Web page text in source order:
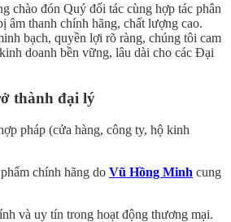
chào đón Quý đối tác cùng hợp tác phân
âm thanh chính hãng, chất lượng cao.
bạch, quyền lợi rõ ràng, chúng tôi cam
doanh bền vững, lâu dài cho các Đại
thành đại lý
pháp (cửa hàng, công ty, hộ kinh
chính hãng do Vũ Hồng Minh cung
và uy tín trong hoạt động thương mại.